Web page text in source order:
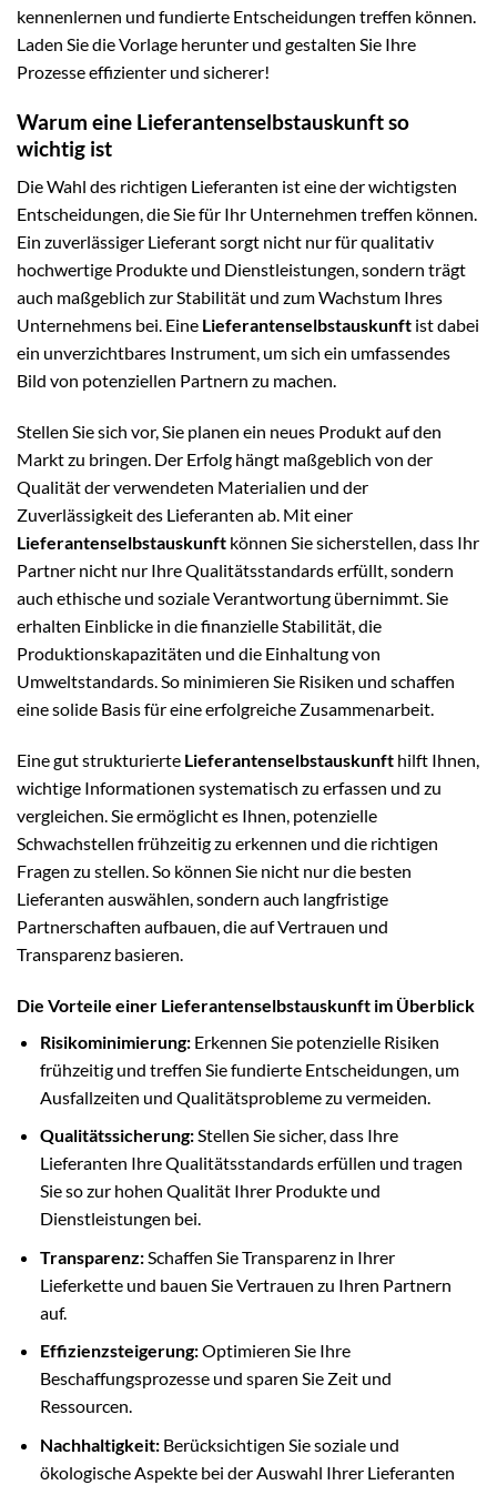
kennenlernen und fundierte Entscheidungen treffen können.
Laden Sie die Vorlage herunter und gestalten Sie Ihre
Prozesse effizienter und sicherer!
Warum eine Lieferantenselbstauskunft so
wichtig ist
Die Wahl des richtigen Lieferanten ist eine der wichtigsten
Entscheidungen, die Sie für Ihr Unternehmen treffen können.
Ein zuverlässiger Lieferant sorgt nicht nur für qualitativ
hochwertige Produkte und Dienstleistungen, sondern trägt
auch maßgeblich zur Stabilität und zum Wachstum Ihres
Unternehmens bei. Eine Lieferantenselbstauskunft ist dabei
ein unverzichtbares Instrument, um sich ein umfassendes
Bild von potenziellen Partnern zu machen.
Stellen Sie sich vor, Sie planen ein neues Produkt auf den
Markt zu bringen. Der Erfolg hängt maßgeblich von der
Qualität der verwendeten Materialien und der
Zuverlässigkeit des Lieferanten ab. Mit einer
Lieferantenselbstauskunft können Sie sicherstellen, dass Ihr
Partner nicht nur Ihre Qualitätsstandards erfüllt, sondern
auch ethische und soziale Verantwortung übernimmt. Sie
erhalten Einblicke in die finanzielle Stabilität, die
Produktionskapazitäten und die Einhaltung von
Umweltstandards. So minimieren Sie Risiken und schaffen
eine solide Basis für eine erfolgreiche Zusammenarbeit.
Eine gut strukturierte Lieferantenselbstauskunft hilft Ihnen,
wichtige Informationen systematisch zu erfassen und zu
vergleichen. Sie ermöglicht es Ihnen, potenzielle
Schwachstellen frühzeitig zu erkennen und die richtigen
Fragen zu stellen. So können Sie nicht nur die besten
Lieferanten auswählen, sondern auch langfristige
Partnerschaften aufbauen, die auf Vertrauen und
Transparenz basieren.
Die Vorteile einer Lieferantenselbstauskunft im Überblick
Risikominimierung:Erkennen Sie potenzielle Risiken
frühzeitig und treffen Sie fundierte Entscheidungen, um
Ausfallzeiten und Qualitätsprobleme zu vermeiden.
Qualitätssicherung:Stellen Sie sicher, dass Ihre
Lieferanten Ihre Qualitätsstandards erfüllen und tragen
Sie so zur hohen Qualität Ihrer Produkte und
Dienstleistungen bei.
Transparenz:Schaffen Sie Transparenz in Ihrer
Lieferkette und bauen Sie Vertrauen zu Ihren Partnern
auf.
Effizienzsteigerung:Optimieren Sie Ihre
Beschaffungsprozesse und sparen Sie Zeit und
Ressourcen.
Nachhaltigkeit:Berücksichtigen Sie soziale und
ökologische Aspekte bei der Auswahl Ihrer Lieferanten